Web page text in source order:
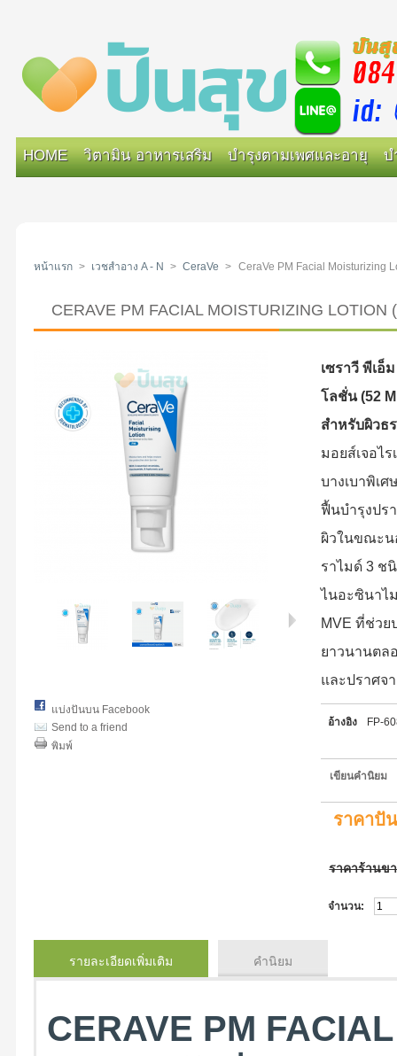
HOME วิตามิน อาหารเสริม บำรุงตามเพศและอายุ บ
หน้าแรก > เวชสำอาง A - N > CeraVe > CeraVe PM Facial Moisturizing
CERAVE PM FACIAL MOISTURIZING
แบ่งปันบน Facebook
Send to a friend
พิมพ์
เซราวี พีเอ็
โลชั่น (52
สำหรับผิวธ
มอยส์เจอไ
บางเบาพิเ
ฟื้นบำรุงปร
ผิวในขณะน
ราไมด์ 3 ช
ไนอะซินาไ
MVE ที่ช่ว
ยาวนานตล
และปราศจ
อ้างอิง FP-
เขียนคำนิยม
ราคาปั
ราคาร้านข
จำนวน:
รายละเอียดเพิ่มเติม คำนิยม
CERAVE PM